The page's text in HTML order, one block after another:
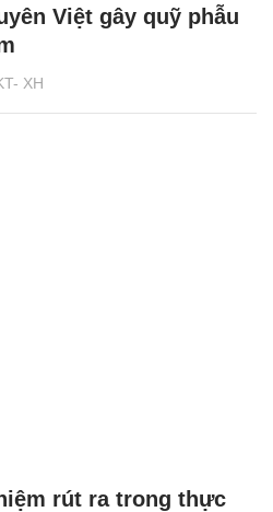
XH
Việt gây quỹ phẫu
rút ra trong thực